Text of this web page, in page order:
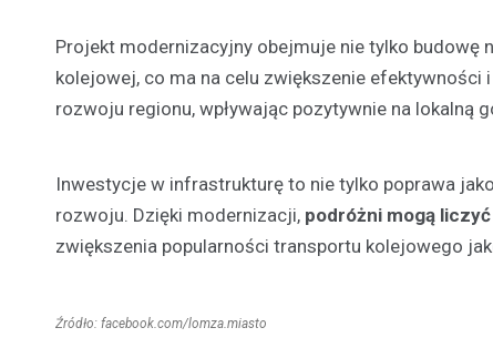
Projekt modernizacyjny obejmuje nie tylko budowę
kolejowej, co ma na celu zwiększenie
rozwoju regionu, wpływając pozytywnie na lokalną
Inwestycje w infrastrukturę to nie tylko poprawa
rozwoju. Dzięki modernizacji, podróżni mogą
zwiększenia popularności transportu kolejowego
Źródło: facebook.com/lomza.miasto